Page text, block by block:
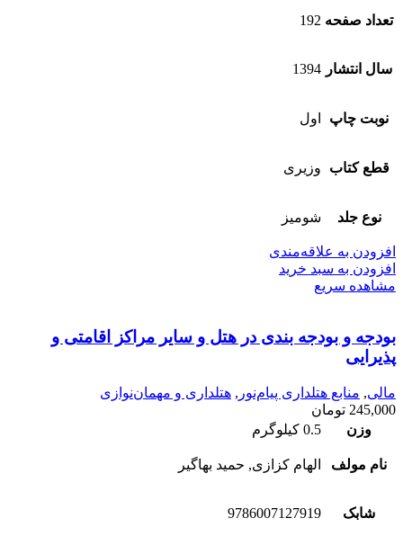
تعداد صفحه 192
سال انتشار 1394
نوبت چاپ اول
قطع کتاب وزیری
نوع جلد شومیز
افزودن به علاقه‌مندی
افزودن به سبد خرید
مشاهده سریع
بودجه و بودجه بندی در هتل و سایر مراکز اقامتی و
پذیرایی
مالی, منابع هتلداری پیام‌نور , هتلداری و مهمان‌نوازی
245,000 تومان
وزن
0.5 کیلوگرم
نام مولف الهام کزازی, حمید بهاگیر
شابک 9786007127919